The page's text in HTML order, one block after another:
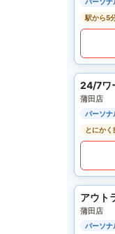
パーソナ
駅から5
24/7ワ
蒲田店
パーソナ
とにかく
アウト
蒲田店
パーソナ